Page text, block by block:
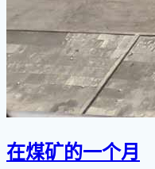
在煤矿的一个月